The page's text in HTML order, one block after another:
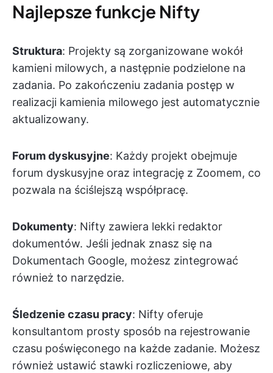
Najlepsze funkcje Nifty
Struktura: Projekty są zorganizowane wokół
kamieni milowych, a następnie podzielone na
zadania. Po zakończeniu zadania postęp w
realizacji kamienia milowego jest automatycznie
aktualizowany.
Forum dyskusyjne: Każdy projekt obejmuje
forum dyskusyjne oraz integrację z Zoomem, co
pozwala na ściślejszą współpracę.
Dokumenty: Nifty zawiera lekki redaktor
dokumentów. Jeśli jednak znasz się na
Dokumentach Google, możesz zintegrować
również to narzędzie.
Śledzenie czasu pracy: Nifty oferuje
konsultantom prosty sposób na rejestrowanie
czasu poświęconego na każde zadanie. Możesz
również ustawić stawki rozliczeniowe, aby